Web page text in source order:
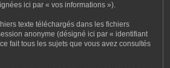
ici par « vos informations »).
texte téléchargés dans les fichiers
anonyme (désigné ici par « identifiant
fait tous les sujets que vous avez consultés